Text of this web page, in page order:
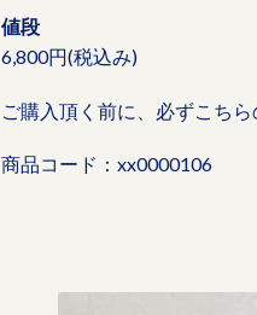
値段
6,800円(税込み)
ご購入頂く前に、必ずこちら
商品コード：xx0000106